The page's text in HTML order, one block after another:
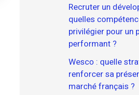
Recruter un
quelles
privilégier pour un
performant ?
Wesco : quelle
renforcer sa
marché français ?